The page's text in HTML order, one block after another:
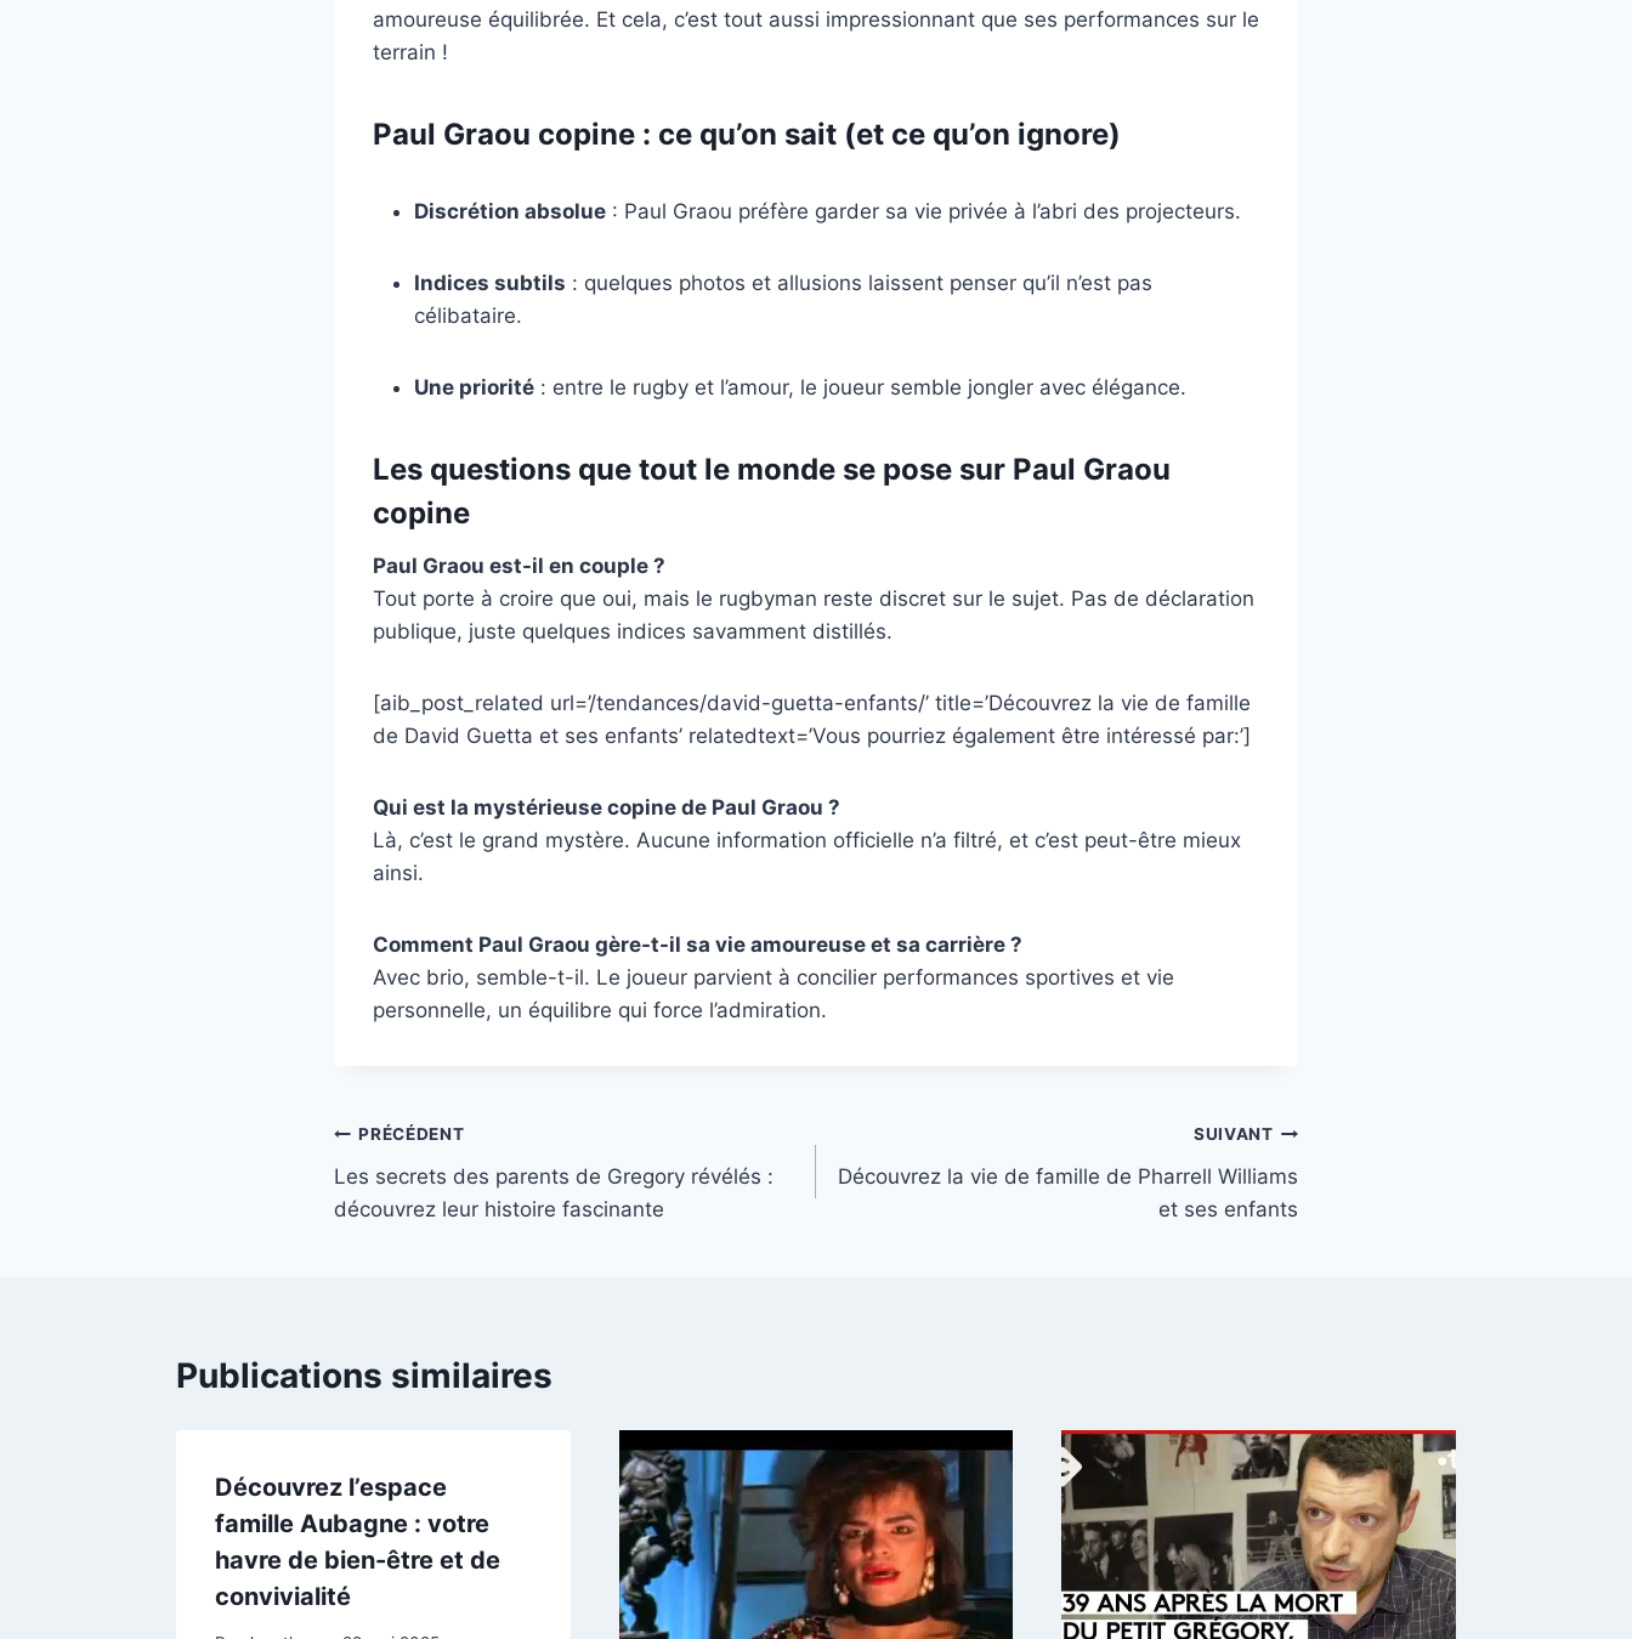
amoureuse équilibrée. Et cela, c’est tout aussi impressionnant que ses performances sur le
terrain !
Paul Graou copine : ce qu’on sait (et ce qu’on ignore)
Discrétion absolue : Paul Graou préfère garder sa vie privée à l’abri des projecteurs.
Indices subtils : quelques photos et allusions laissent penser qu’il n’est pas
célibataire.
Une priorité : entre le rugby et l’amour, le joueur semble jongler avec élégance.
Les questions que tout le monde se pose sur Paul Graou
copine
Paul Graou est-il en couple ?
Tout porte à croire que oui, mais le rugbyman reste discret sur le sujet. Pas de déclaration
publique, juste quelques indices savamment distillés.
[aib_post_related url=’/tendances/david-guetta-enfants/’ title=’Découvrez la vie de famille
de David Guetta et ses enfants’ relatedtext=’Vous pourriez également être intéressé par:’]
Qui est la mystérieuse copine de Paul Graou ?
Là, c’est le grand mystère. Aucune information officielle n’a filtré, et c’est peut-être mieux
ainsi.
Comment Paul Graou gère-t-il sa vie amoureuse et sa carrière ?
Avec brio, semble-t-il. Le joueur parvient à concilier performances sportives et vie
personnelle, un équilibre qui force l’admiration.
Navigation
de
PRÉCÉDENT
Les secrets des parents de Gregory révélés :
découvrez leur histoire fascinante
SUIVANT
Découvrez la vie de famille de Pharrell Williams
et ses enfants
Publications similaires
Découvrez l’espace
famille Aubagne : votre
havre de bien-être et de
convivialité